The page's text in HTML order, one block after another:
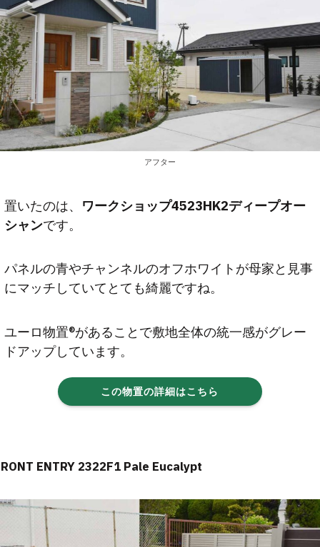
アフター
置いたのは、 ワークショップ4523HK2ディープオー
シャンです。
パネルの青やチャンネルのオフホワイトが母家と見事
にマッチしていてとても綺麗ですね。
ユーロ物置®があることで敷地全体の統一感がグレー
ドアップしています。
この物置の詳細はこちら
ENTRY 2322F1 Pale Eucalypt